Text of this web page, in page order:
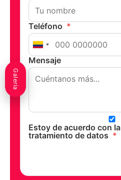
Teléfono *
Mensaje
Estoy de acuerdo con
tratamiento de datos *
Galería